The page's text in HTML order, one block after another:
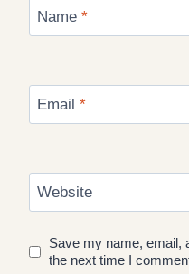
Name *
Email *
Website
Save my name, email,
the next time I